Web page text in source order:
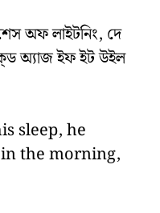
অফ লাইটনিং, দে
অ্যাজ ইফ ইট উইল
sleep, he
the morning,